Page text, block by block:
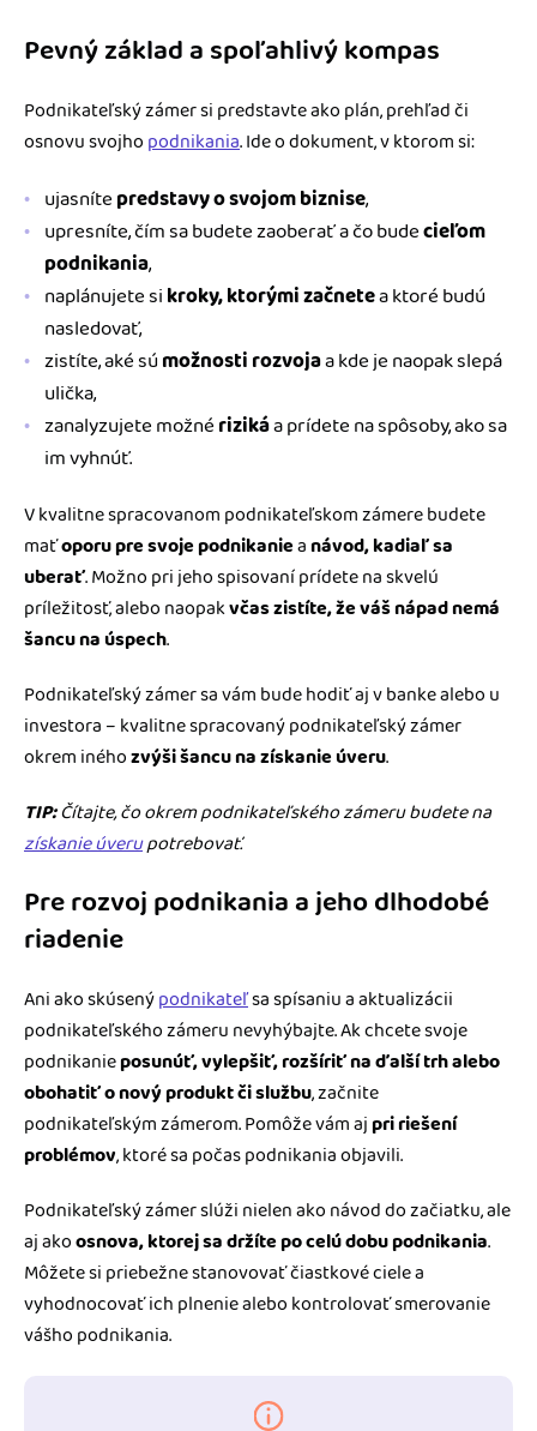
Pevný základ a spoľahlivý kompas
Podnikateľský zámer si predstavte ako plán, prehľad či
osnovu svojho podnikania. Ide o dokument, v ktorom si:
ujasnítepredstavy o svojom biznise,
upresníte, čím sa budete zaoberať a čo budecieľom
podnikania,
naplánujete sikroky, ktorými začnetea ktoré budú
nasledovať,
zistíte, aké súmožnosti rozvojaa kde je naopak slepá
ulička,
zanalyzujete možnérizikáa prídete na spôsoby, ako sa
im vyhnúť.
V kvalitne spracovanom podnikateľskom zámere budete
maťoporu pre svoje podnikanieanávod, kadiaľ sa
uberať. Možno pri jeho spisovaní prídete na skvelú
príležitosť, alebo naopakvčas zistíte, že váš nápad nemá
šancu na úspech.
Podnikateľský zámer sa vám bude hodiť aj v banke alebo u
investora – kvalitne spracovaný podnikateľský zámer
okrem inéhozvýši šancu na získanie úveru.
TIP:Čítajte, čo okrem podnikateľského zámeru budete na
získanie úverupotrebovať.
Pre rozvoj podnikania a jeho dlhodobé
riadenie
Ani ako skúsenýpodnikateľsa spísaniu a aktualizácii
podnikateľského zámeru nevyhýbajte. Ak chcete svoje
podnikanieposunúť, vylepšiť, rozšíriť na ďalší trh alebo
obohatiť o nový produkt či službu, začnite
podnikateľským zámerom. Pomôže vám ajpri riešení
problémov, ktoré sa počas podnikania objavili.
Podnikateľský zámer slúži nielen ako návod do začiatku, ale
aj akoosnova, ktorej sa držíte po celú dobu podnikania.
Môžete si priebežne stanovovať čiastkové ciele a
vyhodnocovať ich plnenie alebo kontrolovať smerovanie
vášho podnikania.